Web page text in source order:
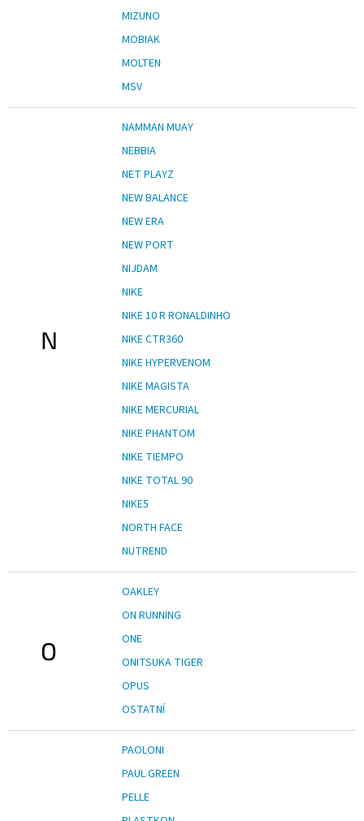
MIZUNO
MOBIAK
MOLTEN
MSV
N
NAMMAN MUAY
NEBBIA
NET PLAYZ
NEW BALANCE
NEW ERA
NEW PORT
NIJDAM
NIKE
NIKE 10 R RONALDINHO
NIKE CTR360
NIKE HYPERVENOM
NIKE MAGISTA
NIKE MERCURIAL
NIKE PHANTOM
NIKE TIEMPO
NIKE TOTAL 90
NIKE5
NORTH FACE
NUTREND
O
OAKLEY
ON RUNNING
ONE
ONITSUKA TIGER
OPUS
OSTATNÍ
PAOLONI
PAUL GREEN
PELLE